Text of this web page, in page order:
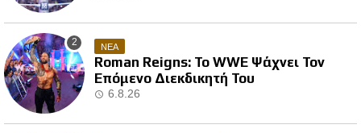
ΝΕΑ
Roman Reigns: Το WWE Ψάχνει Τον
Επόμενο Διεκδικητή Του
6.8.26